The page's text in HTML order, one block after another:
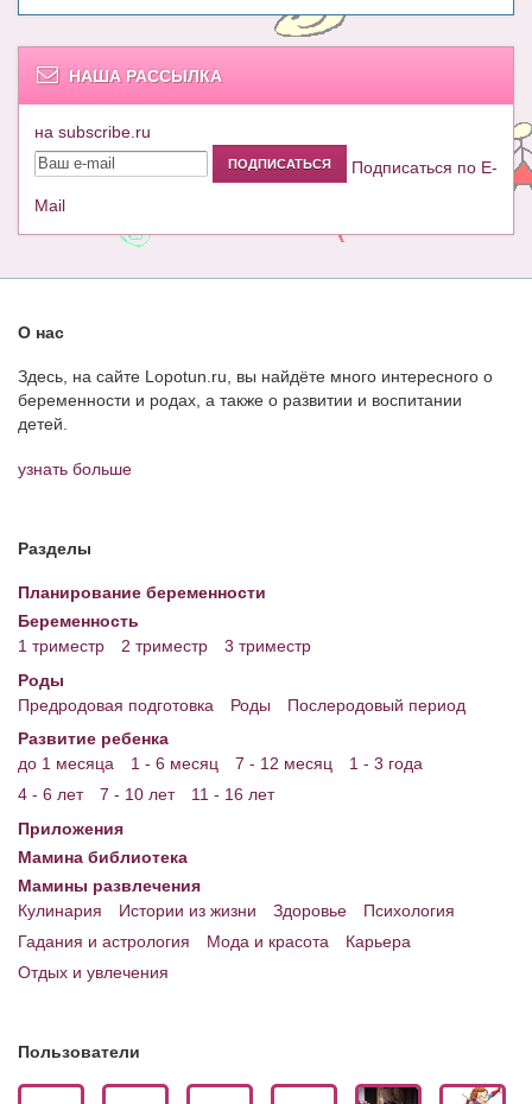
НАША РАССЫЛКА
на subscribe.ru
Подписаться по E-
Mail
О нас
Здесь, на сайте Lopotun.ru, вы найдёте много интересного о
беременности и родах, а также о развитии и воспитании
детей.
узнать больше
Разделы
Планирование беременности
Беременность
1 триместр
2 триместр
3 триместр
Роды
Предродовая подготовка
Роды
Послеродовый период
Развитие ребенка
до 1 месяца
1 - 6 месяц 7 - 12 месяц
1 - 3 года
4 - 6 лет
7 - 10 лет
11 - 16 лет
Приложения
Мамина библиотека
Мамины развлечения
Кулинария
Истории из жизни Здоровье
Психология
Гадания и астрология
Мода и красота
Карьера
Отдых и увлечения
Пользователи